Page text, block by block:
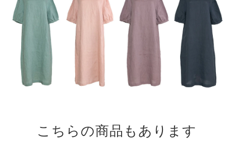
こちらの商品もあります